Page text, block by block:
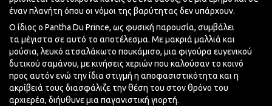
έναν πλανήτη όπου οι νόμοι της βαρύτητας δεν υπάρχουν.
Ο ίδιος ο Pantha Du Prince, ως φυσική παρουσία, συμβάλει
τα μέγιστα σε αυτό το αποτέλεσμα. Με μακριά μαλλιά και
μούσια, λευκό ατσαλάκωτο πουκάμισο, μια φιγούρα ευγενικού
δυτικού σαμάνου, με κινήσεις χεριών που καλούσαν το κοινό
προς αυτόν ενώ την ίδια στιγμή η αποφασιστικότητα και η
ακρίβειά τους διασφάλιζε την θέση του στον θρόνο του
αρχιερέα, διήυθυνεμια παγανιστική γιορτή.